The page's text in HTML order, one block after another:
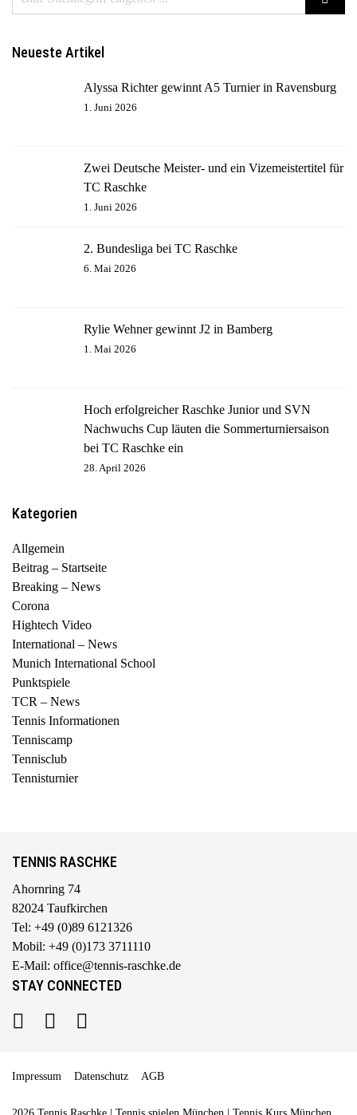
Neueste Artikel
Alyssa Richter gewinnt A5 Turnier in Ravensburg
1. Juni 2026
Zwei Deutsche Meister- und ein Vizemeistertitel für
TC Raschke
1. Juni 2026
2. Bundesliga bei TC Raschke
6. Mai 2026
Rylie Wehner gewinnt J2 in Bamberg
1. Mai 2026
Hoch erfolgreicher Raschke Junior und SVN
Nachwuchs Cup läuten die Sommerturniersaison
bei TC Raschke ein
28. April 2026
Kategorien
Allgemein
Beitrag – Startseite
Breaking – News
Corona
Hightech Video
International – News
Munich International School
Punktspiele
TCR – News
Tennis Informationen
Tenniscamp
Tennisclub
Tennisturnier
TENNIS RASCHKE
Ahornring 74
82024 Taufkirchen
Tel: +49 (0)89 6121326
Mobil: +49 (0)173 3711110
E-Mail: office@tennis-raschke.de
STAY CONNECTED
Impressum Datenschutz AGB